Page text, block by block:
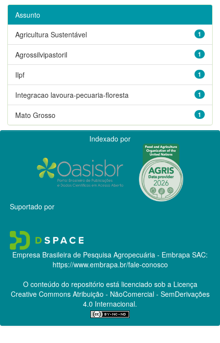
Assunto
1
Agricultura Sustentável
1
Agrossilvipastoril
1
Ilpf
1
Integracao lavoura-pecuaria-floresta
1
Mato Grosso
Indexado por
Suportado por
Empresa Brasileira de Pesquisa Agropecuária - Embrapa SAC:
https://www.embrapa.br/fale-conosco
O conteúdo do repositório está licenciado sob a Licença
Creative CommonsAtribuição - NãoComercial - SemDerivações
4.0 Internacional.